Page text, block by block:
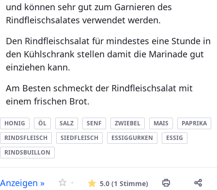
und können sehr gut zum Garnieren des
Rindfleischsalates verwendet werden.
Den Rindfleischsalat für mindestes eine Stunde in
den Kühlschrank stellen damit die Marinade gut
einziehen kann.
Am Besten schmeckt der Rindfleischsalat mit
einem frischen Brot.
HONIG ÖL SALZ SENF ZWIEBEL MAIS
PAPRIKA
RINDSFLEISCH
SIEDFLEISCH ESSIGGURKEN
ESSIG
RINDSBUILLON
Anzeigen » - 5.0 (1 Stimme) Die